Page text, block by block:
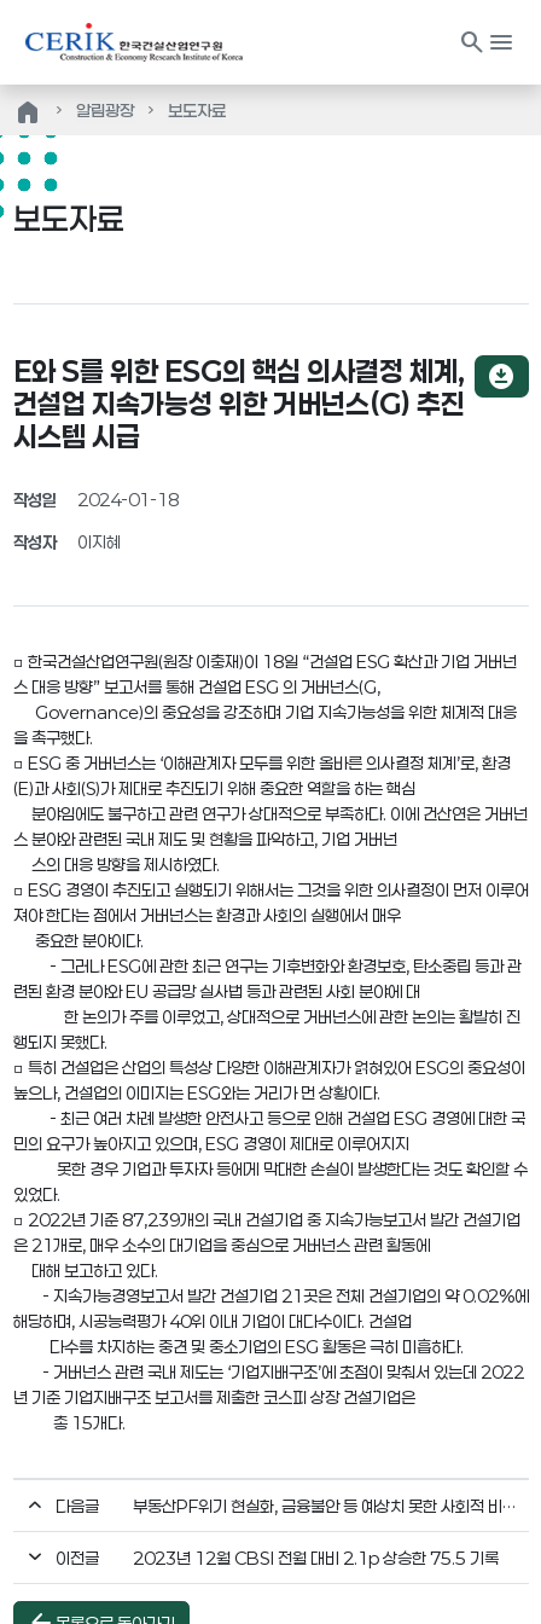
search menu
home 알림광장 보도자료
보도자료
E와 S를 위한 ESG의 핵심 의사결정 체계,
건설업 지속가능성 위한 거버넌스(G) 추진
시스템 시급
작성일 2024-01-18
작성자 이지혜
download_for_offline
□ 한국건설산업연구원(원장 이충재)이 18일 “건설업 ESG 확산과 기업 거버넌
스 대응 방향” 보고서를 통해 건설업 ESG 의 거버넌스(G,
Governance)의 중요성을 강조하며 기업 지속가능성을 위한 체계적 대응
을 촉구했다.
□ ESG 중 거버넌스는 ‘이해관계자 모두를 위한 올바른 의사결정 체계’로, 환경
(E)과 사회(S)가 제대로 추진되기 위해 중요한 역할을 하는 핵심
분야임에도 불구하고 관련 연구가 상대적으로 부족하다. 이에 건산연은 거버넌
스 분야와 관련된 국내 제도 및 현황을 파악하고, 기업 거버넌
스의 대응 방향을 제시하였다.
□ ESG 경영이 추진되고 실행되기 위해서는 그것을 위한 의사결정이 먼저 이루어
져야 한다는 점에서 거버넌스는 환경과 사회의 실행에서 매우
중요한 분야이다.
- 그러나 ESG에 관한 최근 연구는 기후변화와 환경보호, 탄소중립 등과 관
련된 환경 분야와 EU 공급망 실사법 등과 관련된 사회 분야에 대
한 논의가 주를 이루었고, 상대적으로 거버넌스에 관한 논의는 활발히 진
행되지 못했다.
□ 특히 건설업은 산업의 특성상 다양한 이해관계자가 얽혀있어 ESG의 중요성이
높으나, 건설업의 이미지는 ESG와는 거리가 먼 상황이다.
- 최근 여러 차례 발생한 안전사고 등으로 인해 건설업 ESG 경영에 대한 국
민의 요구가 높아지고 있으며, ESG 경영이 제대로 이루어지지
못한 경우 기업과 투자자 등에게 막대한 손실이 발생한다는 것도 확인할 수
있었다.
□ 2022년 기준 87,239개의 국내 건설기업 중 지속가능보고서 발간 건설기업
은 21개로, 매우 소수의 대기업을 중심으로 거버넌스 관련 활동에
대해 보고하고 있다.
- 지속가능경영보고서 발간 건설기업 21곳은 전체 건설기업의 약 0.02%에
해당하며, 시공능력평가 40위 이내 기업이 대다수이다. 건설업
다수를 차지하는 중견 및 중소기업의 ESG 활동은 극히 미흡하다.
- 거버넌스 관련 국내 제도는 ‘기업지배구조’에 초점이 맞춰서 있는데 2022
년 기준 기업지배구조 보고서를 제출한 코스피 상장 건설기업은
총 15개다.
다음글 부동산PF위기 현실화, 금융불안 등 예상치 못한 사회적 비용 최소화에 초점 맞춰야
이전글 2023년 12월 CBSI 전월 대비 2.1p 상승한 75.5 기록